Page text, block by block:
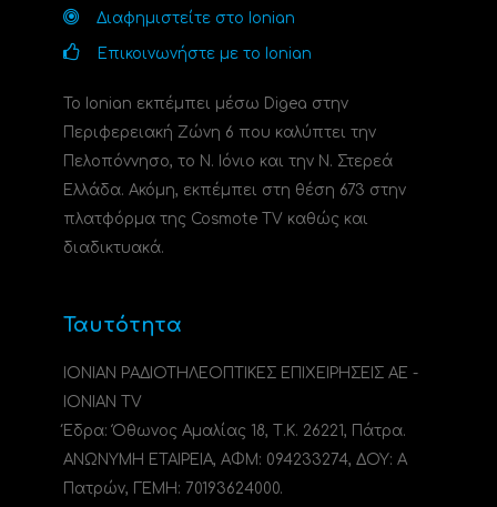
Διαφημιστείτε στο Ionian
Επικοινωνήστε με το Ionian
Το Ionian εκπέμπει μέσω Digea στην
Περιφερειακή Ζώνη 6 που καλύπτει την
Πελοπόννησο, το N. Ιόνιο και την Ν. Στερεά
Ελλάδα. Ακόμη, εκπέμπει στη θέση 673 στην
πλατφόρμα της Cosmote TV καθώς και
διαδικτυακά.
Ταυτότητα
ΙΟΝΙΑΝ ΡΑΔΙΟΤΗΛΕΟΠΤΙΚΕΣ ΕΠΙΧΕΙΡΗΣΕΙΣ ΑΕ -
IONIAN TV
Έδρα: Όθωνος Αμαλίας 18, Τ.Κ. 26221, Πάτρα.
ΑΝΩΝΥΜΗ ΕΤΑΙΡΕΙΑ, ΑΦΜ: 094233274, ΔΟΥ: A
Πατρών, ΓΕΜΗ: 70193624000.